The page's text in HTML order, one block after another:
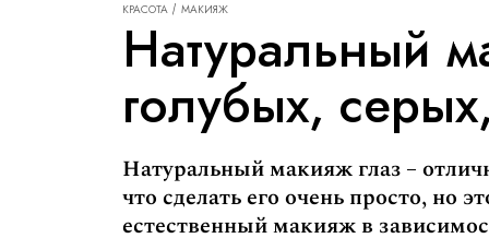
КРАСОТА МАКИЯЖ
Натуральный
голубых,
Натуральный макияж глаз –
что сделать его очень просто, но
естественный макияж в